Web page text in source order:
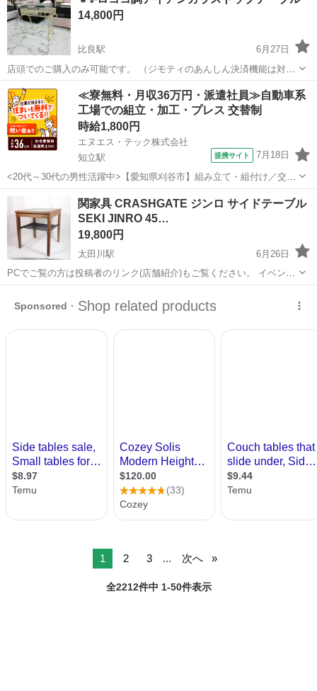
14,800円
比良駅
6月27日
店頭でのご購入のみ可能です。 （ジモティのあんしん決済機能は対応
できかねます。） ロココ調のアイアンガラストップテーブルです。 ベ
ッドサイドや、エントランスなどオシャレな演出におすすめです！ 幅
85（80）×奥行45（40...
愛知 名古屋市 比良駅 テーブル
≪寮無料・月収36万円・派遣社員≫自動車系
工場での組立・加工・プレス 交替制
時給1,800円
エヌエス・テック株式会社
知立駅
提携サイト 7月18日
<20代～30代の男性活躍中>【愛知県刈谷市】組み立て・組付け／交替
制／月収36.2万円以上可能！／ngy143-99 仕事概要 仕事概要 困った時
／トラブル時のサポートも万全 ー・ー・ー・ー・ー・ー 毎週火曜/金
曜 入社...
刈谷市 知立駅
関家具 CRASHGATE ジンロ サイドテーブル
SEKI JINRO 45…
19,800円
太田川駅
6月26日
PCでご覧の方は投稿者のリンク(店舗紹介)もご覧ください。 イベント
情報なども載せています!!! ------------------------------------------------------------
-...
1 2 3 ... 次へ
全2212件中 1-50件表示